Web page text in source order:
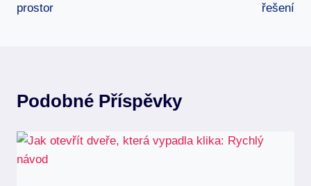
prostor
řešení
Podobné Příspěvky